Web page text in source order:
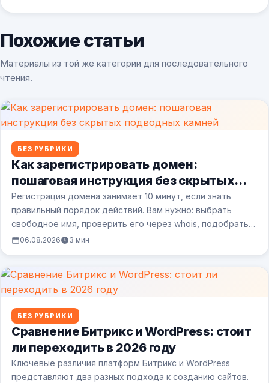
Похожие статьи
Материалы из той же категории для последовательного
чтения.
БЕЗ РУБРИКИ
Как зарегистрировать домен:
пошаговая инструкция без скрытых
подводных камней
Регистрация домена занимает 10 минут, если знать
правильный порядок действий. Вам нужно: выбрать
свободное имя, проверить его через whois, подобрать…
06.08.2026 3 мин
БЕЗ РУБРИКИ
Сравнение Битрикс и WordPress: стоит
ли переходить в 2026 году
Ключевые различия платформ Битрикс и WordPress
представляют два разных подхода к созданию сайтов.